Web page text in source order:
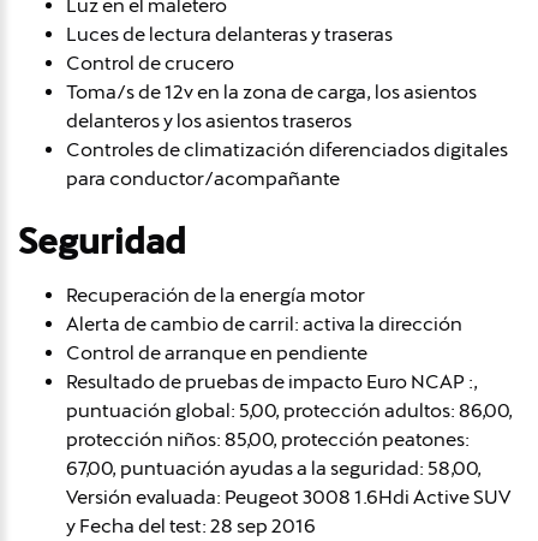
Luz en el maletero
Luces de lectura delanteras y traseras
Control de crucero
Toma/s de 12v en la zona de carga, los asientos
delanteros y los asientos traseros
Controles de climatización diferenciados digitales
para conductor/acompañante
Seguridad
Recuperación de la energía motor
Alerta de cambio de carril: activa la dirección
Control de arranque en pendiente
Resultado de pruebas de impacto Euro NCAP :,
puntuación global: 5,00, protección adultos: 86,00,
protección niños: 85,00, protección peatones:
67,00, puntuación ayudas a la seguridad: 58,00,
Versión evaluada: Peugeot 3008 1.6Hdi Active SUV
y Fecha del test: 28 sep 2016